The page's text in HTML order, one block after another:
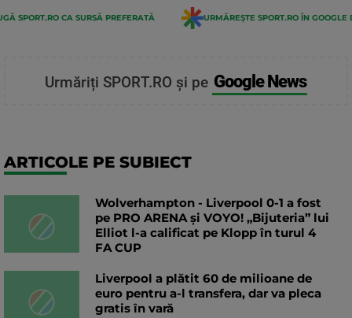
SPORT.RO CA SURSĂ PREFERATĂ URMĂREȘTE SPORT.RO ÎN GOOGLE
Urmăriți SPORT.RO și pe Google News
ARTICOLE PE SUBIECT
Wolverhampton - Liverpool 0-1 a fost
pe PRO ARENA și VOYO! „Bijuteria” lui
Elliot l-a calificat pe Klopp în turul 4
FA CUP
Liverpool a plătit 60 de milioane de
euro pentru a-l transfera, dar va pleca
gratis în vară